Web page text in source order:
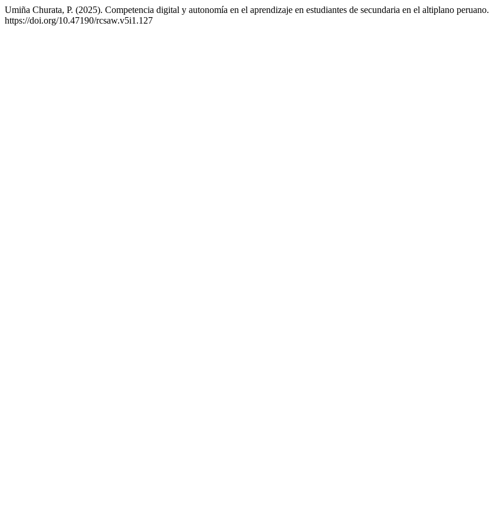
Umiña Churata, P. (2025). Competencia digital y autonomía en el aprendizaje en estudiantes de secundaria en el altiplano peruano.
https://doi.org/10.47190/rcsaw.v5i1.127